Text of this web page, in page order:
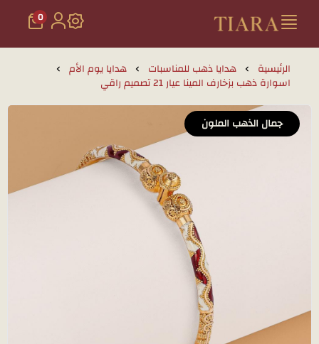
تيارا للذهب والمجوهرات
0
الرئيسية هدايا ذهب للمناسبات هدايا يوم الأم
اسوارة ذهب بزخارف المينا عيار 21 تصميم راقي
جمال الذهب الملون